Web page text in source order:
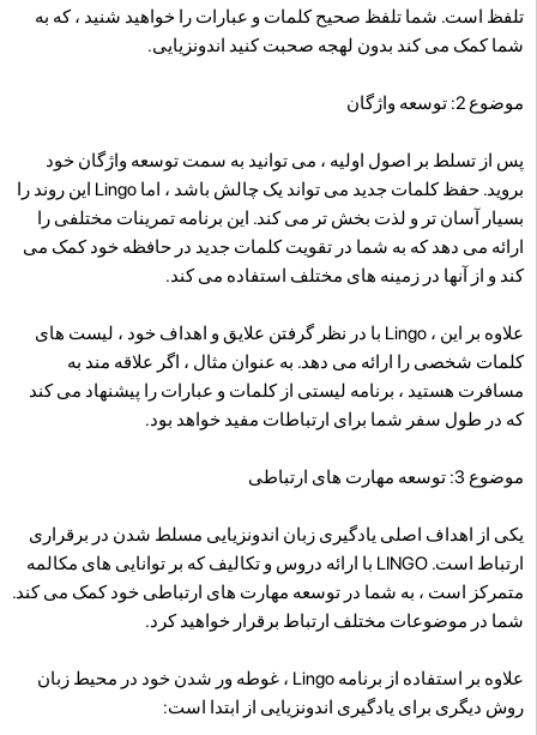
تلفظ است. شما تلفظ صحیح کلمات و عبارات را خواهید شنید ، که به
شما کمک می کند بدون لهجه صحبت کنید اندونزیایی.
موضوع 2: توسعه واژگان
پس از تسلط بر اصول اولیه ، می توانید به سمت توسعه واژگان خود
بروید. حفظ کلمات جدید می تواند یک چالش باشد ، اما Lingo این روند را
بسیار آسان تر و لذت بخش تر می کند. این برنامه تمرینات مختلفی را
ارائه می دهد که به شما در تقویت کلمات جدید در حافظه خود کمک می
کند و از آنها در زمینه های مختلف استفاده می کند.
علاوه بر این ، Lingo با در نظر گرفتن علایق و اهداف خود ، لیست های
کلمات شخصی را ارائه می دهد. به عنوان مثال ، اگر علاقه مند به
مسافرت هستید ، برنامه لیستی از کلمات و عبارات را پیشنهاد می کند
که در طول سفر شما برای ارتباطات مفید خواهد بود.
موضوع 3: توسعه مهارت های ارتباطی
یکی از اهداف اصلی یادگیری زبان اندونزیایی مسلط شدن در برقراری
ارتباط است. LINGO با ارائه دروس و تکالیف که بر توانایی های مکالمه
متمرکز است ، به شما در توسعه مهارت های ارتباطی خود کمک می کند.
شما در موضوعات مختلف ارتباط برقرار خواهید کرد.
علاوه بر استفاده از برنامه Lingo ، غوطه ور شدن خود در محیط زبان
روش دیگری برای یادگیری اندونزیایی از ابتدا است: